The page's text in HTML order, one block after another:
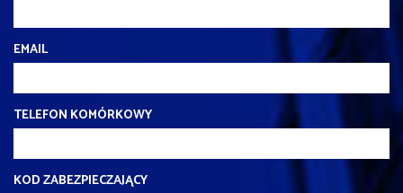
EMAIL
TELEFON KOMÓRKOWY
KOD ZABEZPIECZAJĄCY